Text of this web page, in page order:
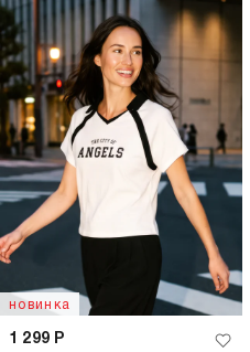
новинка
1 299 Р